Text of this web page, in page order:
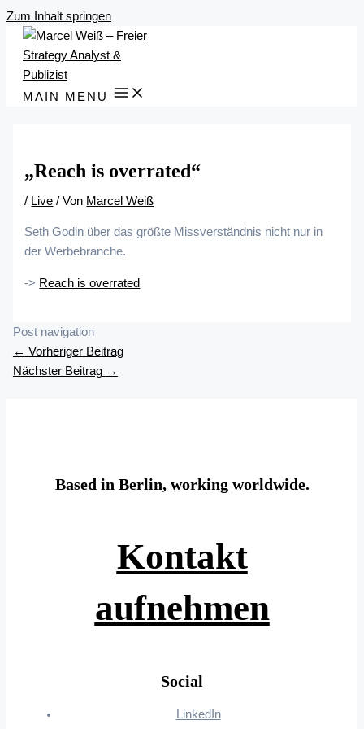
Zum Inhalt springen
MAIN MENU
„Reach is overrated“
/ Live / Von Marcel Weiß
Seth Godin über das größte Missverständnis nicht nur in
der Werbebranche.
-> Reach is overrated
Post navigation
← Vorheriger Beitrag
Nächster Beitrag →
Based in Berlin, working worldwide.
Kontakt
aufnehmen
Social
LinkedIn